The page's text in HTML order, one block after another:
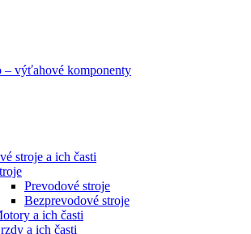
stroje a ich časti
Prevodové stroje
Bezprevodové stroje
a ich časti
a ich časti